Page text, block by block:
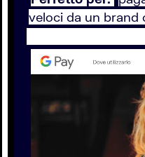
veloci da un brand